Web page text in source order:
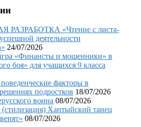
«Чтение с листа-
деятельности
24/07/2026
«Финансты и мошенники» в
боя» для учащихся 9 класса
факторы в
подростков 18/07/2026
воина 08/07/2026
Хантыйский танец
08/07/2026